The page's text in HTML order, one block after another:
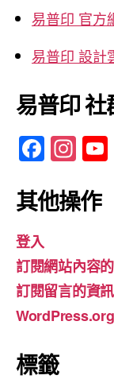
易普印 官方
易普印 設計
易普印 社
F
c
b
o
o
k
In
a
a
m
其他操作
登入
訂閱網站內容
訂閱留言的資
標籤